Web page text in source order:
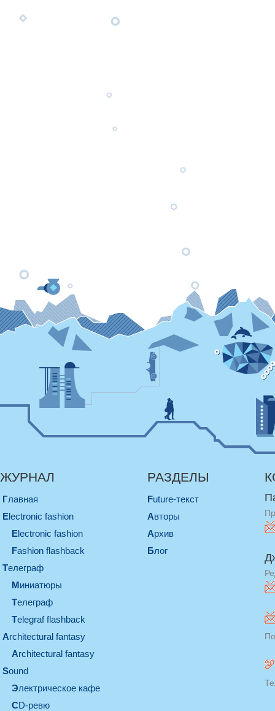
ЖУРНАЛ
Главная
electronic fashion
electronic fashion
Fashion flashback
телеграф
миниатюры
телеграф
Telegraf flashback
architectural fantasy
architectural fantasy
sound
электрическое кафе
CD-ревю
РАЗДЕЛЫ
Future-текст
Авторы
Архив
Блог